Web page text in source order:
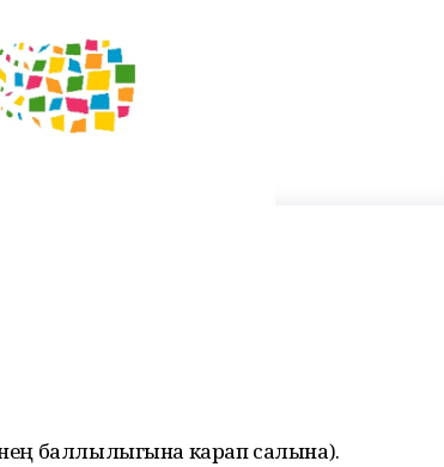
баллылыгына карап салына).